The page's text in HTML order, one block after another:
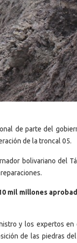
de parte del
de la troncal 05.
bolivariano del
mil millones
y los expertos
de las piedras